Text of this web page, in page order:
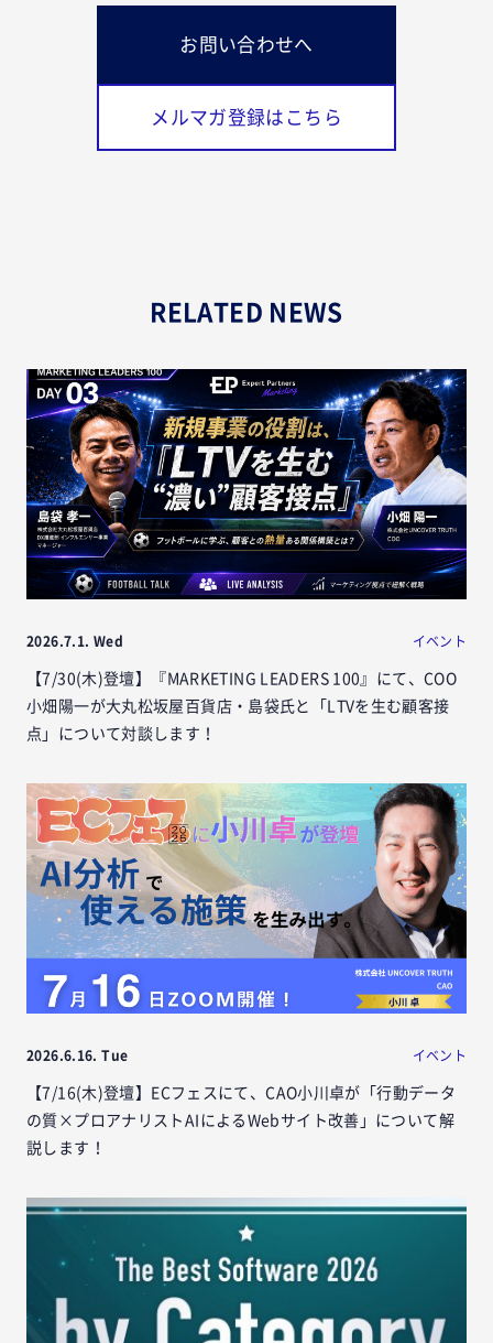
お問い合わせへ
メルマガ登録はこちら
RELATED NEWS
2026.7.1. Wed イベント
【7/30(木)登壇】『MARKETING LEADERS 100』にて、COO
小畑陽一が大丸松坂屋百貨店・島袋氏と「LTVを生む顧客接
点」について対談します！
2026.6.16. Tue イベント
【7/16(木)登壇】ECフェスにて、CAO小川卓が「行動データ
の質×プロアナリストAIによるWebサイト改善」について解
説します！